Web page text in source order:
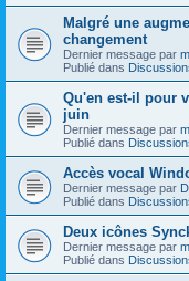
Malgré une
changement
Dernier message par
Publié dans
Qu'en est-il pour
juin
Dernier message par
Publié dans
Accès vocal
Dernier message par
Publié dans
Deux icônes
Dernier message par
Publié dans